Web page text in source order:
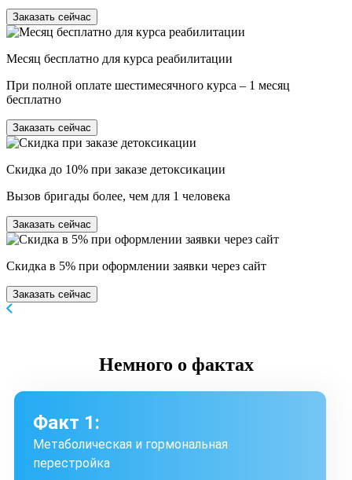
Заказать сейчас
Месяц бесплатно для курса реабилитации
При полной оплате шестимесячного курса – 1 месяц
бесплатно
Заказать сейчас
Скидка до 10% при заказе детоксикации
Вызов бригады более, чем для 1 человека
Заказать сейчас
Скидка в 5% при оформлении заявки через сайт
Заказать сейчас
Немного о фактах
Факт 1:
Метаболическая и гормональная
перестройка